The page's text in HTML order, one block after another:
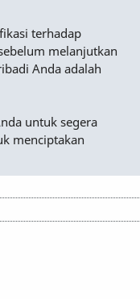
terhadap
melanjutkan
Anda adalah
untuk segera
menciptakan